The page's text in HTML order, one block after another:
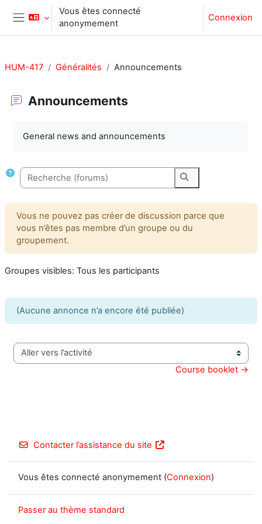
Passer au contenu principal
Panneau latéral
Vous êtes connecté
anonymement
Connexion
HUM-417 Généralités Announcements
Announcements
General news and announcements
Recherche (forums)
Recherche
Vous ne pouvez pas créer de discussion parce que
vous n’êtes pas membre d’un groupe ou du
groupement.
Groupes visibles: Tous les participants
(Aucune annonce n’a encore été publiée)
Aller vers l’activité
Course booklet →
Contacter l’assistance du site
Vous êtes connecté anonymement (Connexion)
Passer au thème standard